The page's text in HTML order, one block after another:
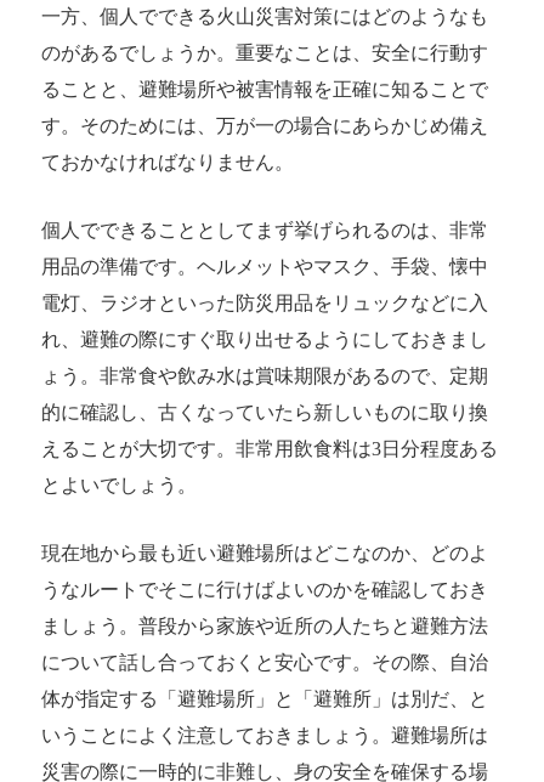
一方、個人でできる火山災害対策にはどのようなも
のがあるでしょうか。重要なことは、安全に行動す
ることと、避難場所や被害情報を正確に知ることで
す。そのためには、万が一の場合にあらかじめ備え
ておかなければなりません。
個人でできることとしてまず挙げられるのは、非常
用品の準備です。ヘルメットやマスク、手袋、懐中
電灯、ラジオといった防災用品をリュックなどに入
れ、避難の際にすぐ取り出せるようにしておきまし
ょう。非常食や飲み水は賞味期限があるので、定期
的に確認し、古くなっていたら新しいものに取り換
えることが大切です。非常用飲食料は3日分程度ある
とよいでしょう。
現在地から最も近い避難場所はどこなのか、どのよ
うなルートでそこに行けばよいのかを確認しておき
ましょう。普段から家族や近所の人たちと避難方法
について話し合っておくと安心です。その際、自治
体が指定する「避難場所」と「避難所」は別だ、と
いうことによく注意しておきましょう。避難場所は
災害の際に一時的に非難し、身の安全を確保する場